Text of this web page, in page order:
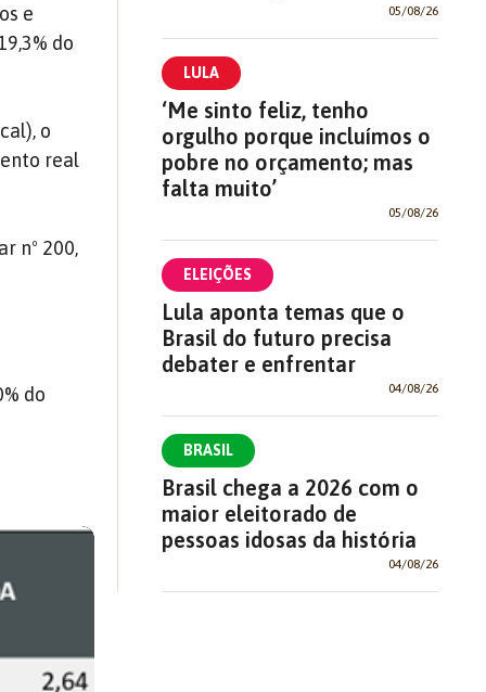
e
do
o
real
nº 200,
do
05/08/26
LULA
‘Me sinto feliz, tenho
orgulho porque incluímos o
pobre no orçamento; mas
falta muito’
05/08/26
ELEIÇÕES
Lula aponta temas que o
Brasil do futuro precisa
debater e enfrentar
04/08/26
BRASIL
Brasil chega a 2026 com o
maior eleitorado de
pessoas idosas da história
04/08/26